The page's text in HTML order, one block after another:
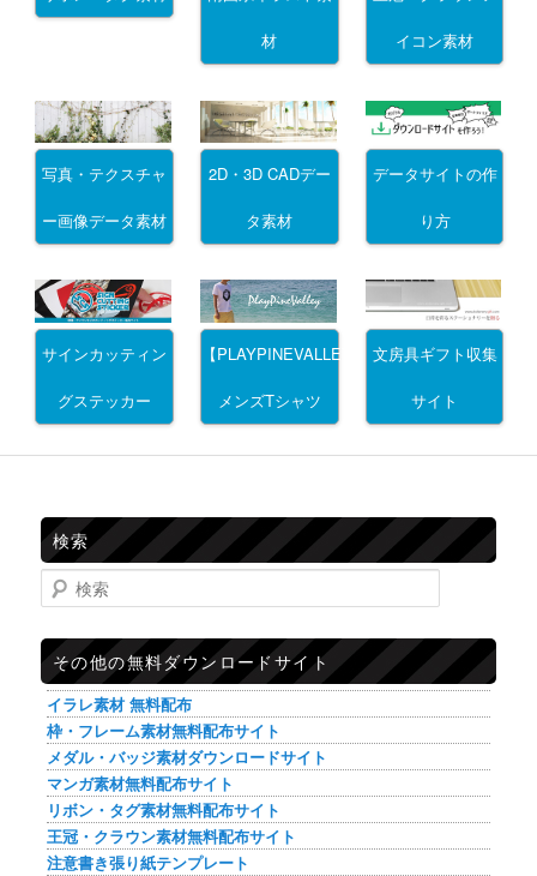
材 イコン素材
写真・テクスチャ
ー画像データ素材
2D・3D CADデー
タ素材
データサイトの作
り方
サインカッティン
グステッカー
【PLAYPINEVALLEY】
メンズTシャツ
文房具ギフト収集
サイト
検索
検索
その他の無料ダウンロードサイト
イラレ素材 無料配布
枠・フレーム素材無料配布サイト
メダル・バッジ素材ダウンロードサイト
マンガ素材無料配布サイト
リボン・タグ素材無料配布サイト
王冠・クラウン素材無料配布サイト
注意書き張り紙テンプレート